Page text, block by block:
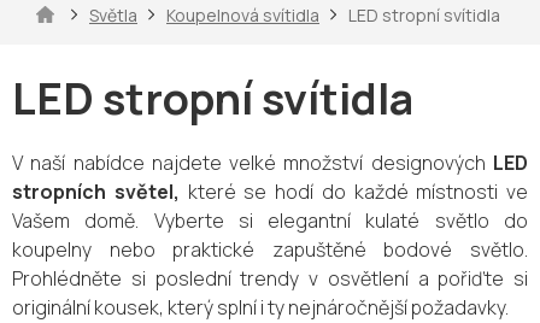
DomůSvětla Koupelnová svítidla LED stropní svítidla
LED stropní svítidla
V naší nabídce najdete velké množství designových LED
stropních světel, které se hodí do každé místnosti ve
Vašem domě. Vyberte si elegantní kulaté světlo do
koupelny nebo praktické zapuštěné bodové světlo.
Prohlédněte si poslední trendy v osvětlení a pořiďte si
originální kousek, který splní i ty nejnáročnější požadavky.